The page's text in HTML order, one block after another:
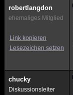
robertlangdon
ehemaliges Mitglied
Link kopieren
Lesezeichen setzen
chucky
Diskussionsleiter